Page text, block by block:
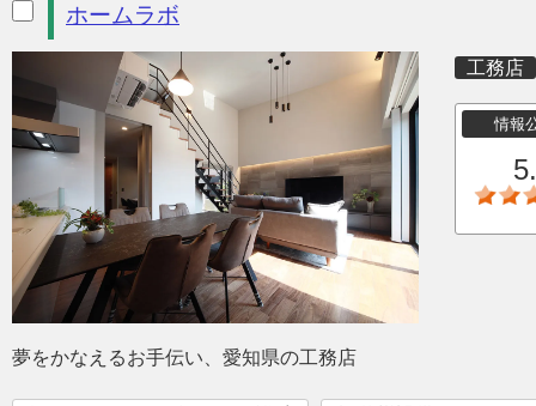
ホームラボ
工務店
情報
夢をかなえるお手伝い、愛知県の工務店